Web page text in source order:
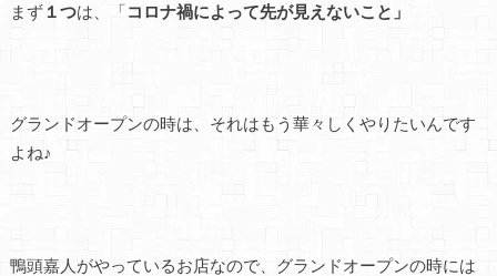
まず１つは、「コロナ禍によって先が見えないこと」
グランドオープンの時は、それはもう華々しくやりたいんです
よね♪
鴨頭嘉人がやっているお店なので、グランドオープンの時には